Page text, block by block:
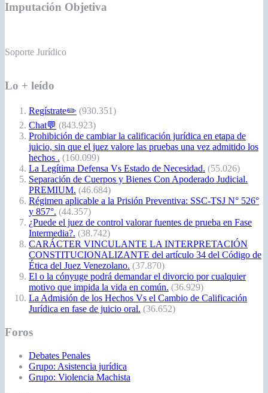
Imputación Objetiva
Soporte Jurídico
Lo + leído
Regístrate✏️ (930.351)
Chat💬 (843.923)
Prohibición de cambiar la calificación jurídica en etapa de
juicio, sin que el juez valore las pruebas una vez admitido los
hechos . (160.099)
La Legítima Defensa Vs Estado de Necesidad. (55.026)
Separación de Cuerpos y Bienes Con Apoderado Judicial.
PREMIUM. (46.684)
Régimen aplicable a la Prisión Preventiva: SSC-TSJ N° 526°
y 857°. (44.357)
¿Puede el juez de control valorar fuentes de prueba en Fase
Intermedia?. (38.742)
CARÁCTER VINCULANTE LA INTERPRETACIÓN
CONSTITUCIONALIZANTE del artículo 34 del Código de
Ética del Juez Venezolano. (37.870)
El o la cónyuge podrá demandar el divorcio por cualquier
motivo que impida la vida en común. (36.929)
La Admisión de los Hechos Vs el Cambio de Calificación
Jurídica en fase de juicio oral. (36.652)
Foros
Debates Penales
Grupo: Asistencia jurídica
Grupo: Violencia Machista